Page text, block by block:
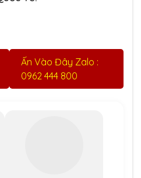
Ấn Vào Đây Zalo :
0962 444 800